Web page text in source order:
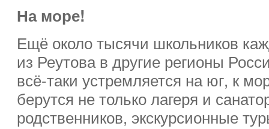
На море!
Ещё около тысячи школьников
из Реутова в другие регионы
всё-таки устремляется на юг, к
берутся не только лагеря и
родственников, экскурсионные